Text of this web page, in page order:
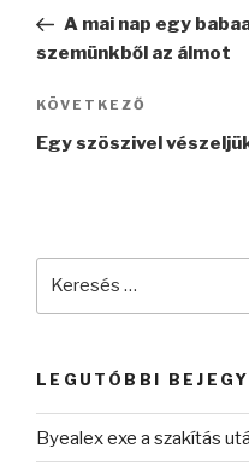
bejegyzés
A mai nap egy
szemünkből az álmot
Következő
bejegyzés
KÖVETKEZŐ
Egy szöszivel
LEGUTÓBBI
Byealex exe a szakítás